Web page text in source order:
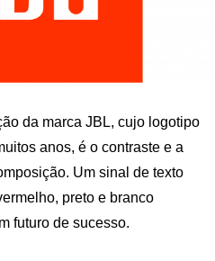
da marca JBL, cujo logotipo
anos, é o contraste e a
Um sinal de texto
preto e branco
futuro de sucesso.